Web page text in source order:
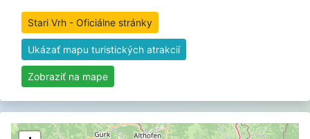
Stari Vrh - Oficiálne stránky
Ukázať mapu turistických atrakcií
Zobraziť na mape